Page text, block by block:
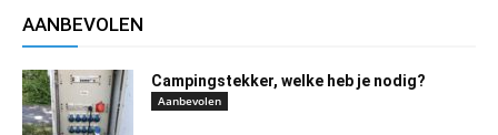
AANBEVOLEN
Campingstekker, welke heb je nodig?
Aanbevolen